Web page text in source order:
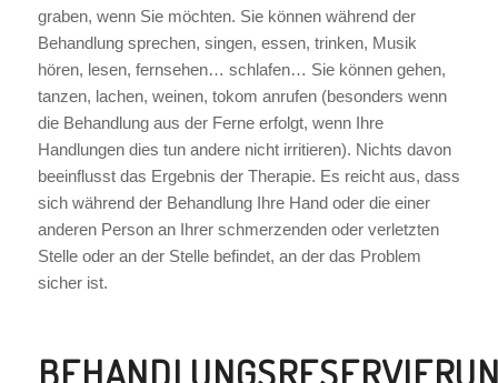
graben, wenn Sie möchten. Sie können während der
Behandlung sprechen, singen, essen, trinken, Musik
hören, lesen, fernsehen… schlafen… Sie können gehen,
tanzen, lachen, weinen, tokom anrufen (besonders wenn
die Behandlung aus der Ferne erfolgt, wenn Ihre
Handlungen dies tun andere nicht irritieren). Nichts davon
beeinflusst das Ergebnis der Therapie. Es reicht aus, dass
sich während der Behandlung Ihre Hand oder die einer
anderen Person an Ihrer schmerzenden oder verletzten
Stelle oder an der Stelle befindet, an der das Problem
sicher ist.